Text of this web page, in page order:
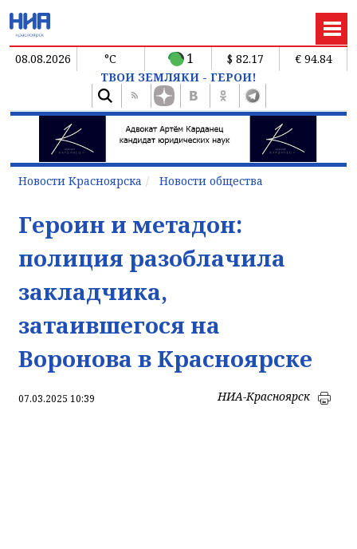
08.08.2026 °C 1 $ 82.17
€ 94.84
ТВОИ ЗЕМЛЯКИ - ГЕРОИ!
Новости Красноярска Новости общества
Героин и метадон:
полиция разоблачила
закладчика,
затаившегося на
Воронова в Красноярске
07.03.2025 10:39 НИА-Красноярск